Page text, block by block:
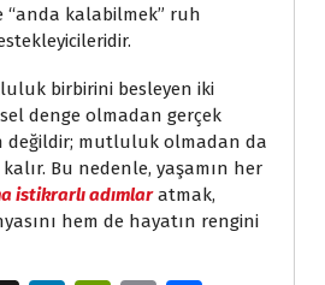
“anda kalabilmek” ruh
birbirini besleyen iki
denge olmadan gerçek
mutluluk olmadan da
Bu nedenle, yaşamın her
istikrarlı adımlaratmak,
hem de hayatın rengini